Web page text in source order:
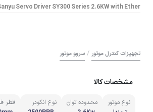
Servo Driver SY300 Series 2.6KW with Ether
تجهیزات کنترل موتور / سروو موتور
مشخصات کالا
نوع موتور
محدوده توان
نوع انکودر
قطر